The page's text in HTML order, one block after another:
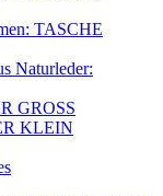
TASCHE
Naturleder:
GROSS
KLEIN